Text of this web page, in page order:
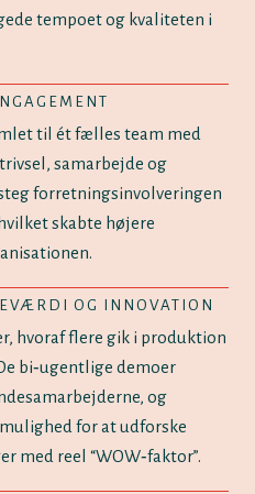
tempoet og kvaliteten i
til ét fælles team med
samarbejde og
forretningsinvolveringen
skabte højere
OG INNOVATION
hvoraf flere gik i produktion
bi‑ugentlige demoer
og
for at udforske
med reel “WOW‑faktor”.